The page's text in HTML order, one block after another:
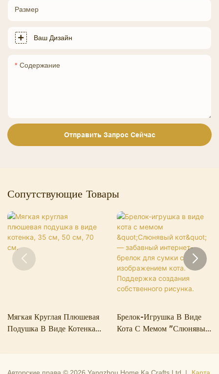
Размер
Ваш Дизайн
Содержание
Отправить Запрос Сейчас
Сопутствующие Товары
Мягкая Круглая Плюшевая
Подушка В Виде Котенка,
Брелок-Игрушка В Виде
Кота С Мемом "Слюнявый